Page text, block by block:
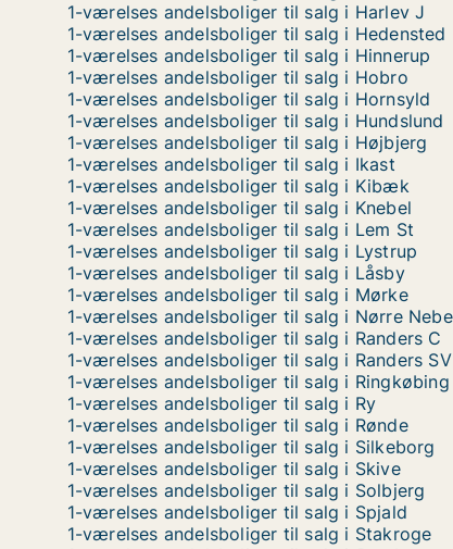
1-værelses andelsboliger til salg i Harlev J
1-værelses andelsboliger til salg i Hedensted
1-værelses andelsboliger til salg i Hinnerup
1-værelses andelsboliger til salg i Hobro
1-værelses andelsboliger til salg i Hornsyld
1-værelses andelsboliger til salg i Hundslund
1-værelses andelsboliger til salg i Højbjerg
1-værelses andelsboliger til salg i Ikast
1-værelses andelsboliger til salg i Kibæk
1-værelses andelsboliger til salg i Knebel
1-værelses andelsboliger til salg i Lem St
1-værelses andelsboliger til salg i Lystrup
1-værelses andelsboliger til salg i Låsby
1-værelses andelsboliger til salg i Mørke
1-værelses andelsboliger til salg i Nørre
1-værelses andelsboliger til salg i Randers C
1-værelses andelsboliger til salg i Randers SV
1-værelses andelsboliger til salg i Ringkøbing
1-værelses andelsboliger til salg i Ry
1-værelses andelsboliger til salg i Rønde
1-værelses andelsboliger til salg i Silkeborg
1-værelses andelsboliger til salg i Skive
1-værelses andelsboliger til salg i Solbjerg
1-værelses andelsboliger til salg i Spjald
1-værelses andelsboliger til salg i Stakroge